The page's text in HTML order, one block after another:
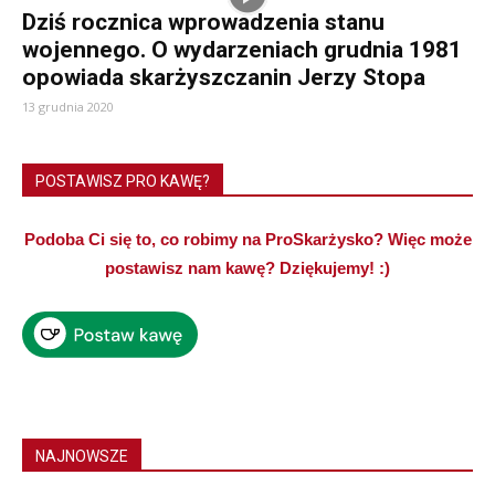
Dziś rocznica wprowadzenia stanu
wojennego. O wydarzeniach grudnia 1981
opowiada skarżyszczanin Jerzy Stopa
13 grudnia 2020
POSTAWISZ PRO KAWĘ?
Podoba Ci się to, co robimy na ProSkarżysko? Więc może
postawisz nam kawę? Dziękujemy! :)
NAJNOWSZE